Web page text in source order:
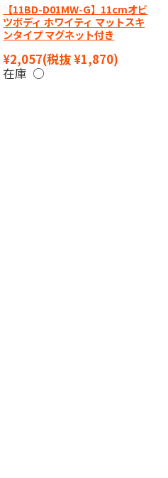
【11BD-D01MW-G】11cmオビ
ツボディ ホワイティ マットスキ
ンタイプ マグネット付き
¥2,057(税抜 ¥1,870)
在庫 ○